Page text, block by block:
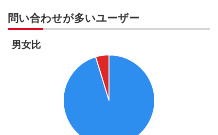
問い合わせが多いユーザー
男女比